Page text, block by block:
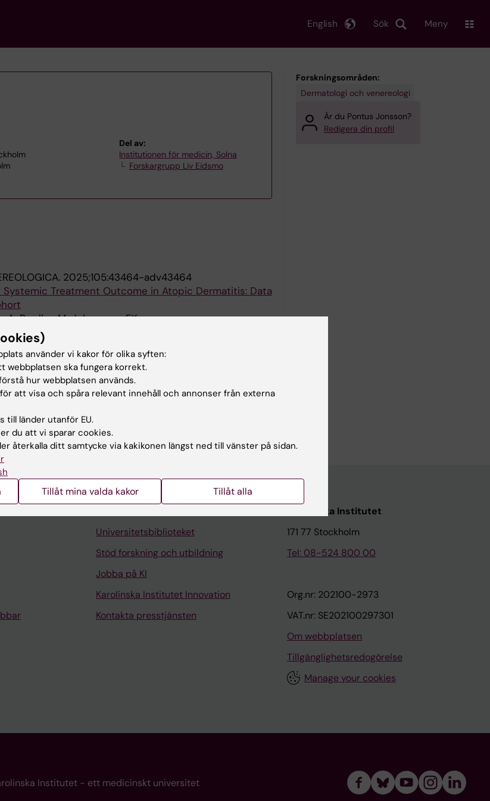
Sök
English Meny
Del av:
Institutionen för medicin, Solna
Forskargrupp Liv Eidsmo
2025;105:43464-adv43464
Treatment Outcome in Atopic Dermatitis: Data
A; Bradley M; Johansson EK
scabies!].
K; Bornstein S
Forskningsområden:
Dermatologi och venereologi
Är du Pontus Jonsson?
Redigera din profil
Universitetsbiblioteket
Stöd forskning och utbildning
Jobba på KI
Karolinska Institutet Innovation
Kontakta presstjänsten
Karolinska Institutet
171 77 Stockholm
Tel: 08-524 800 00
Org.nr: 202100-2973
VAT.nr: SE202100297301
Om webbplatsen
Tillgänglighetsredogörelse
Manage your cookies
Institutet - ett medicinskt universitet
använder vi kakor för olika syften:
webbplatsen ska fungera korrekt.
hur webbplatsen används.
för att visa och spåra relevant innehåll och annonser från externa
till länder utanför EU.
du att vi sparar cookies.
återkalla ditt samtycke via kakikonen längst ned till vänster på sidan.
Tillåt mina valda kakor Tillåt alla